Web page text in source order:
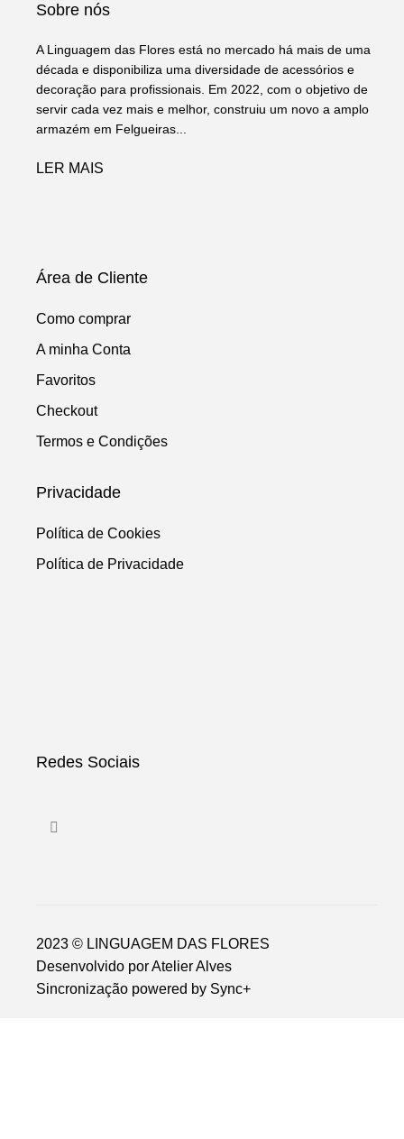
Sobre nós
A Linguagem das Flores está no mercado há mais de uma
década e disponibiliza uma diversidade de acessórios e
decoração para profissionais. Em 2022, com o objetivo de
servir cada vez mais e melhor, construiu um novo a amplo
armazém em Felgueiras...
LER MAIS
Área de Cliente
Como comprar
A minha Conta
Favoritos
Checkout
Termos e Condições
Privacidade
Política de Cookies
Política de Privacidade
Redes Sociais
2023 © LINGUAGEM DAS FLORES
Desenvolvido porAtelier Alves
Sincronização powered by Sync+